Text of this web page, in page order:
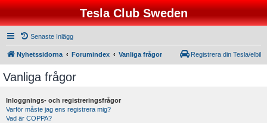
Tesla Club Sweden
Senaste Inlägg
Nyhetssidorna Forumindex Vanliga frågor Registrera din Tesla/elbil
Vanliga frågor
Inloggnings- och registreringsfrågor
Varför måste jag ens registrera mig?
Vad är COPPA?